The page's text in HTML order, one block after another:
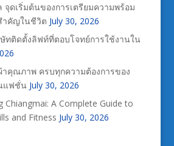
จุดเริ่มต้นของการเตรียมความพร้อม
ำคัญในชีวิต July 30, 2026
ทติดตั้งลิฟท์ที่ตอบโจทย์การใช้งานใน
าคุณภาพ ครบทุกความต้องการของ
แฟชั่น July 30, 2026
Chiangmai: A Complete Guide to
and Fitness July 30, 2026